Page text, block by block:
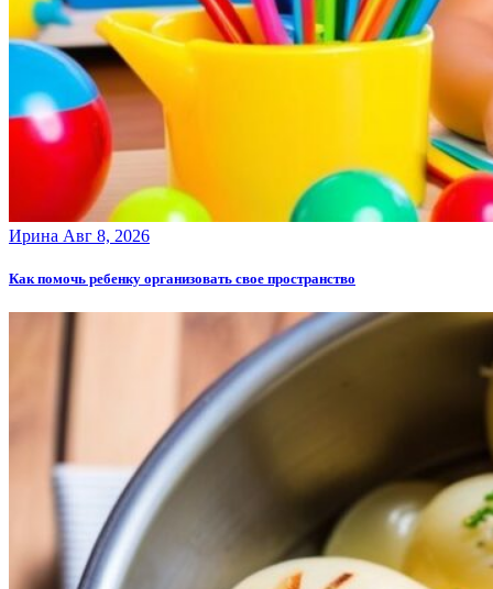
Ирина Авг 8, 2026
Как помочь ребенку организовать свое пространство